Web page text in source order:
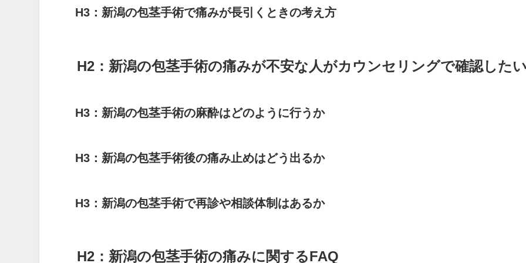
H3：新潟の包茎手術で痛みが長引くときの考え方
H2：新潟の包茎手術の痛みが不安な人がカウンセリングで確認した
H3：新潟の包茎手術の麻酔はどのように行うか
H3：新潟の包茎手術後の痛み止めはどう出るか
H3：新潟の包茎手術で再診や相談体制はあるか
H2：新潟の包茎手術の痛みに関するFAQ